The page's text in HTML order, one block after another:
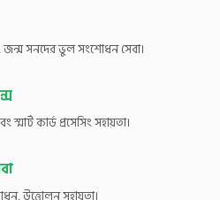
সনদের ভুল সংশোধন সেবা।
স্মার্ট কার্ড প্রসেসিং সহায়তা।
উত্তোলন সহায়তা।